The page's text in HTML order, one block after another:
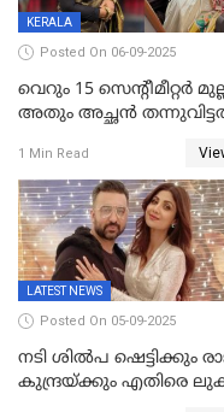
KERALA
Posted On 06-09-2025
വെറും 15 സെന്റീമീറ്റര്‍
അതും അച്ഛൻ
ലക്ഷം രൂപ പിഴ; നവ്യ
28ദിവസത്തിനകം പിഴ
അടയ്ക്കണം
1 Min Read
LATEST NEWS
Posted On 05-09-2025
നടി ശിൽപ ഷെട്ടിക്കും
കുന്ദ്രയ്ക്കും എതിരെ